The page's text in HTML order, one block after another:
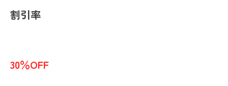
割引率
30％OFF